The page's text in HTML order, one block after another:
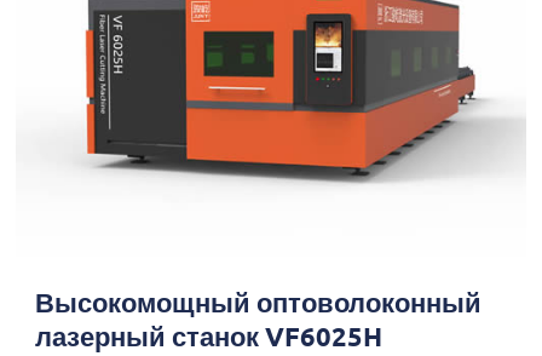
Высокомощный оптоволоконный
лазерный станок VF6025H